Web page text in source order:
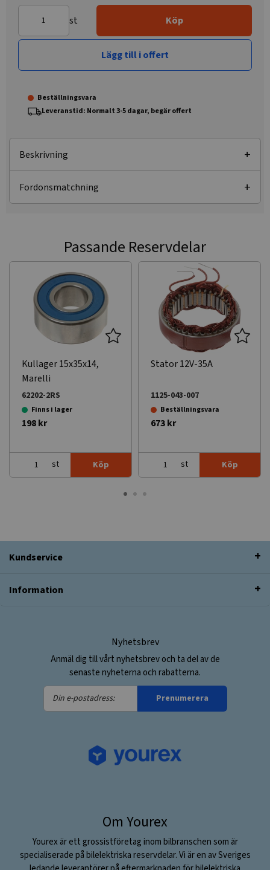
st Köp
Lägg till i offert
Beställningsvara
Leveranstid: Normalt 3-5 dagar, begär offert
Beskrivning
Fordonsmatchning
Passande Reservdelar
Kullager 15x35x14,
Marelli
62202-2RS
Finns i lager
198 kr
st Köp
Stator 12V-35A
1125-043-007
Beställningsvara
673 kr
st Köp
Kundservice
Information
Nyhetsbrev
Anmäl dig till vårt nyhetsbrev och ta del av de
senaste nyheterna och rabatterna.
Din
e-
Prenumerera
Om Yourex
Yourex är ett grossistföretag inom bilbranschen som är
specialiserade på bilelektriska reservdelar. Vi är en av Sveriges